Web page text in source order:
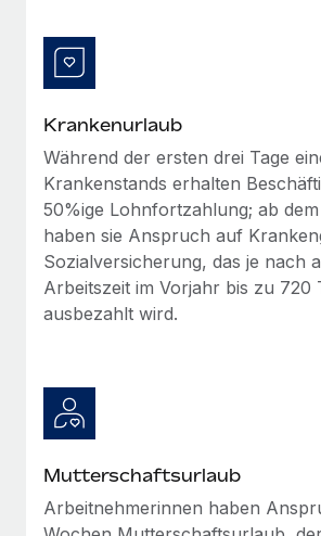
Krankenurlaub
Während der ersten drei Tage
Krankenstands erhalten
50%ige Lohnfortzahlung; ab
haben sie Anspruch auf
Sozialversicherung, das je nach
Arbeitszeit im Vorjahr bis zu 720
ausbezahlt wird.
Mutterschaftsurlaub
Arbeitnehmerinnen haben